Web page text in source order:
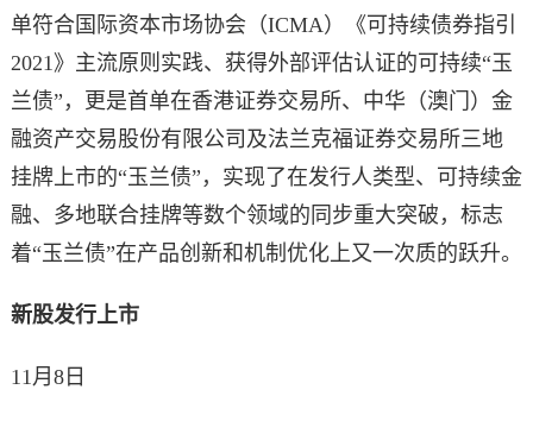
单符合国际资本市场协会（ICMA）《可持续债券指引
2021》主流原则实践、获得外部评估认证的可持续“玉
兰债”，更是首单在香港证券交易所、中华（澳门）金
融资产交易股份有限公司及法兰克福证券交易所三地
挂牌上市的“玉兰债”，实现了在发行人类型、可持续金
融、多地联合挂牌等数个领域的同步重大突破，标志
着“玉兰债”在产品创新和机制优化上又一次质的跃升。
新股发行上市
11月8日